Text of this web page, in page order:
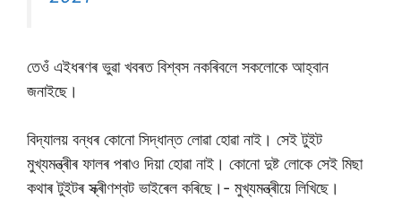
তেওঁ এইধৰণৰ ভুৱা খবৰত বিশ্বস নকৰিবলে সকলোকে আহ্বান
জনাইছে।
বিদ্যালয় বন্ধৰ কোনো সিদ্ধান্ত লোৱা হোৱা নাই। সেই টুইট
মুখ্যমন্ত্ৰীৰ ফালৰ পৰাও দিয়া হোৱা নাই। কোনো দুষ্ট লোকে সেই মিছা
কথাৰ টুইটৰ স্ক্ৰীণশ্বট ভাইৰেল কৰিছে।- মুখ্যমন্ত্ৰীয়ে লিখিছে।